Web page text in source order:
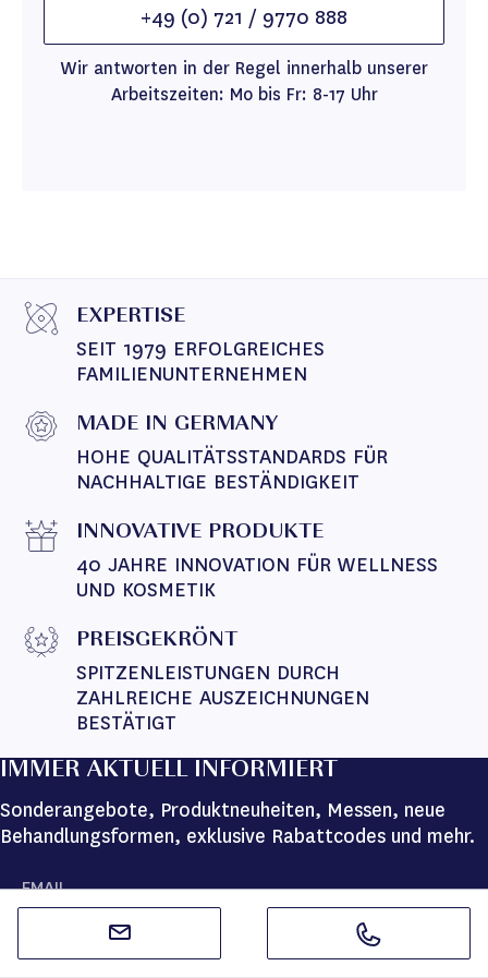
+49 (0) 721 / 9770 888
Wir antworten in der Regel innerhalb unserer
Arbeitszeiten: Mo bis Fr: 8-17 Uhr
EXPERTISE
SEIT 1979 ERFOLGREICHES
FAMILIENUNTERNEHMEN
MADE IN GERMANY
HOHE QUALITÄTSSTANDARDS FÜR
NACHHALTIGE BESTÄNDIGKEIT
INNOVATIVE PRODUKTE
40 JAHRE INNOVATION FÜR WELLNESS
UND KOSMETIK
PREISGEKRÖNT
SPITZENLEISTUNGEN DURCH
ZAHLREICHE AUSZEICHNUNGEN
BESTÄTIGT
IMMER AKTUELL INFORMIERT
Sonderangebote, Produktneuheiten, Messen, neue
Behandlungsformen, exklusive Rabattcodes und mehr.